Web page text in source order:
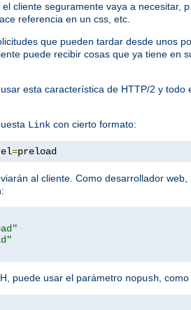
cliente seguramente vaya a
referencia en un css, etc.
que pueden tardar desde unos
puede recibir cosas que ya tiene en
esta característica de HTTP/2 y
Link con cierto formato:
=preload
al cliente. Como desarrollador
puede usar el parámetro nopush, como